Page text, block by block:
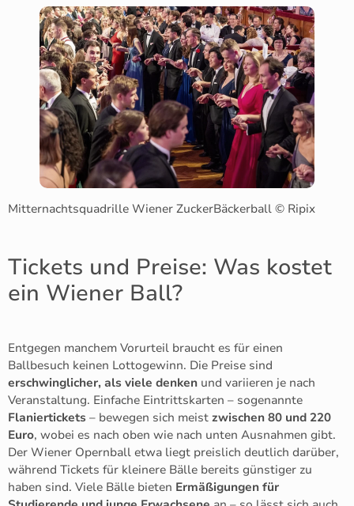
Mitternachtsquadrille Wiener ZuckerBäckerball © Ripix
Tickets und Preise: Was kostet
ein Wiener Ball?
Entgegen manchem Vorurteil braucht es für einen
Ballbesuch keinen Lottogewinn. Die Preise sind
erschwinglicher, als viele denken und variieren je nach
Veranstaltung. Einfache Eintrittskarten – sogenannte
Flaniertickets – bewegen sich meist zwischen 80 und 220
Euro, wobei es nach oben wie nach unten Ausnahmen gibt.
Der Wiener Opernball etwa liegt preislich deutlich darüber,
während Tickets für kleinere Bälle bereits günstiger zu
haben sind. Viele Bälle bieten Ermäßigungen für